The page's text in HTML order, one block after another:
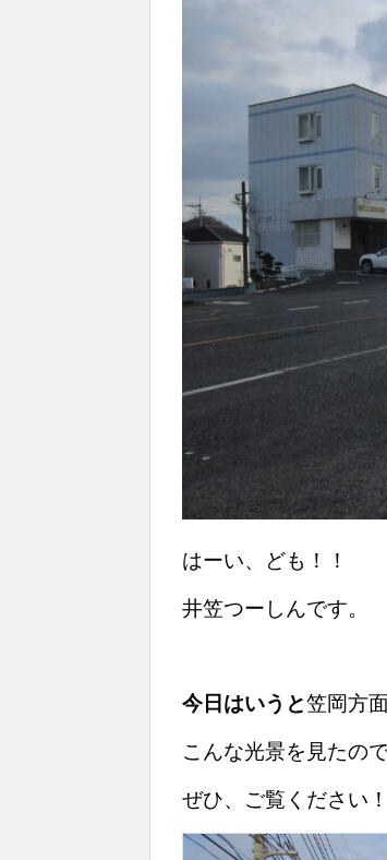
はーい、ども！！
井笠つーしんです。
今日はいうと笠岡方
こんな光景を見たの
ぜひ、ご覧ください！